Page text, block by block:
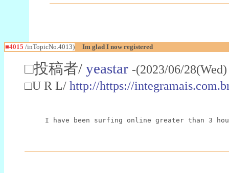
■4015 /inTopicNo.4013) Im glad I now registered
□投稿者/ yeastar -(2023/06/
□U R L/ http://https://
I have been surfing online greater than 3